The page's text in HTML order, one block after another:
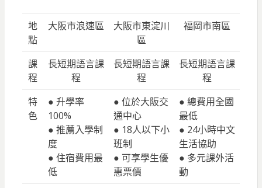
地
點
大阪市浪速區
大阪市東淀川
區
福岡市南區
課
程
長短期語言課
程
長短期語言課
程
長短期語言課
程
特
色
● 升學率
100%
● 推薦入學制
度
● 住宿費用最
低
● 位於大阪交
通中心
● 18人以下小
班制
● 可享學生優
惠票價
● 總費用全國
最低
● 24小時中文
生活協助
● 多元課外活
動